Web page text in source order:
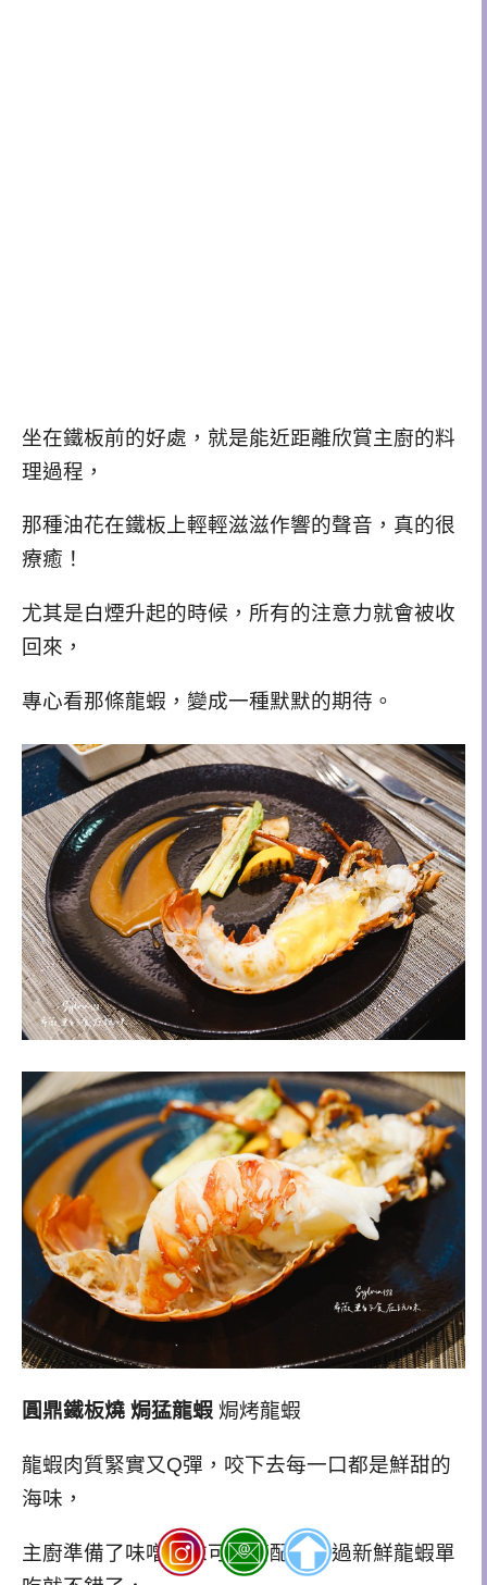
坐在鐵板前的好處，就是能近距離欣賞主廚的料
理過程，
那種油花在鐵板上輕輕滋滋作響的聲音，真的很
療癒！
尤其是白煙升起的時候，所有的注意力就會被收
回來，
專心看那條龍蝦，變成一種默默的期待。
圓鼎鐵板燒 焗猛龍蝦 焗烤龍蝦
龍蝦肉質緊實又Q彈，咬下去每一口都是鮮甜的
海味，
主廚準備了味噌芥末可以搭配，不過新鮮龍蝦單